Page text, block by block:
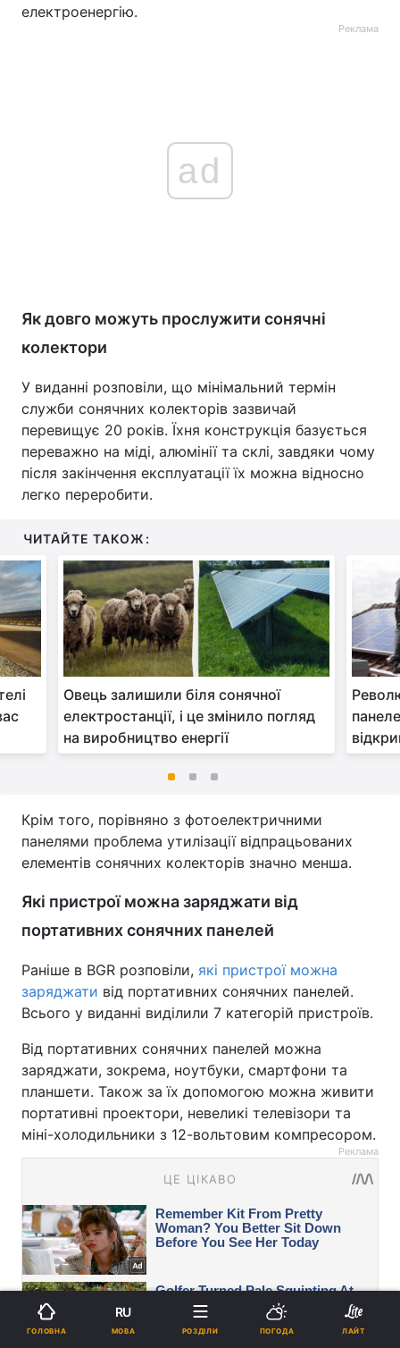
електроенергію.
Реклама
ad
Як довго можуть прослужити сонячні
колектори
У виданні розповіли, що мінімальний термін
служби сонячних колекторів зазвичай
перевищує 20 років. Їхня конструкція базується
переважно на міді, алюмінії та склі, завдяки чому
після закінчення експлуатації їх можна відносно
легко переробити.
ЧИТАЙТЕ ТАКОЖ:
Овець залишили біля сонячної
електростанції, і це змінило погляд
на виробництво енергії
Крім того, порівняно з фотоелектричними
панелями проблема утилізації відпрацьованих
елементів сонячних колекторів значно менша.
Які пристрої можна заряджати від
портативних сонячних панелей
Раніше в BGR розповіли, які пристрої можна
заряджати від портативних сонячних панелей.
Всього у виданні виділили 7 категорій пристроїв.
Від портативних сонячних панелей можна
заряджати, зокрема, ноутбуки, смартфони та
планшети. Також за їх допомогою можна живити
портативні проектори, невеликі телевізори та
міні-холодильники з 12-вольтовим компресором.
Реклама
ГОЛОВНА
RU
МОВА РОЗДІЛИ ПОГОДА ЛАЙТ